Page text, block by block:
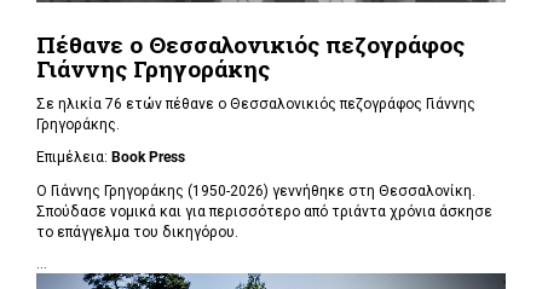
Πέθανε ο Θεσσαλονικιός πεζογράφος
Γιάννης Γρηγοράκης
Σε ηλικία 76 ετών πέθανε ο Θεσσαλονικιός πεζογράφος Γιάννης
Γρηγοράκης.
Επιμέλεια: Book Press
Ο Γιάννης Γρηγοράκης (1950-2026) γεννήθηκε στη Θεσσαλονίκη.
Σπούδασε νομικά και για περισσότερο από τριάντα χρόνια άσκησε
το επάγγελμα του δικηγόρου.
...